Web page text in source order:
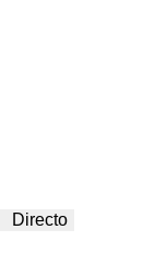
Directo